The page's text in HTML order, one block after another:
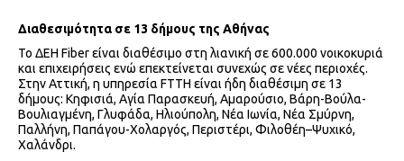
Διαθεσιμότητα σε 13 δήμους της Αθήνας
To ΔΕΗ Fiber είναι διαθέσιμο στη λιανική σε 600.000 νοικοκυριά
και επιχειρήσεις ενώ επεκτείνεται συνεχώς σε νέες περιοχές.
Στην Αττική, η υπηρεσία FTTH είναι ήδη διαθέσιμη σε 13
δήμους: Κηφισιά, Αγία Παρασκευή, Αμαρούσιο, Βάρη-Βούλα-
Βουλιαγμένη, Γλυφάδα, Ηλιούπολη, Νέα Ιωνία, Νέα Σμύρνη,
Παλλήνη, Παπάγου-Χολαργός, Περιστέρι, Φιλοθέη–Ψυχικό,
Χαλάνδρι.